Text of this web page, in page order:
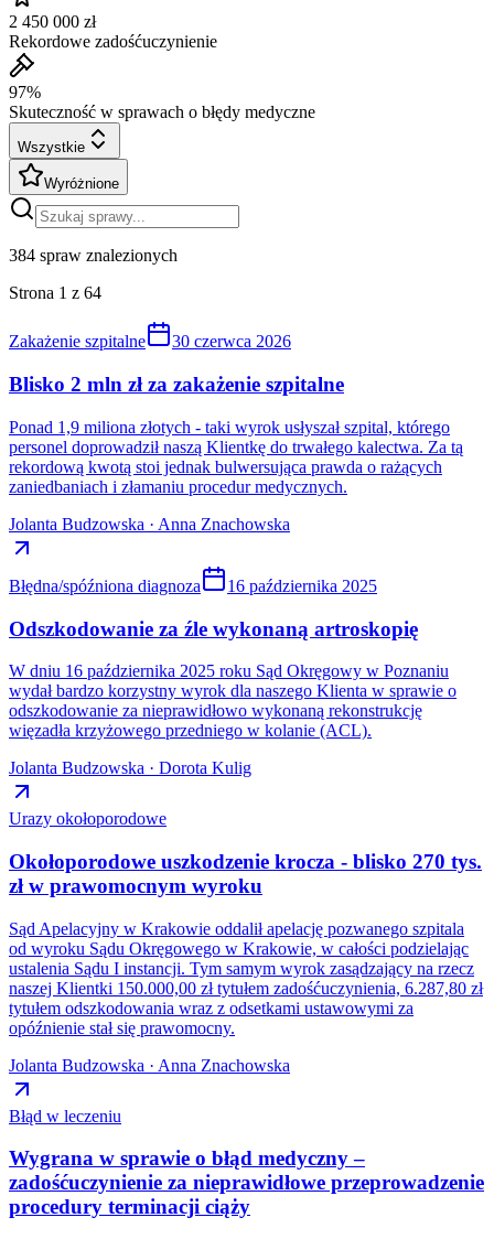
2 450 000 zł
Rekordowe zadośćuczynienie
97%
Skuteczność w sprawach o błędy medyczne
Wszystkie
Wyróżnione
384 spraw znalezionych
Strona 1 z 64
Zakażenie szpitalne 30 czerwca 2026
Blisko 2 mln zł za zakażenie szpitalne
Ponad 1,9 miliona złotych - taki wyrok usłyszał szpital, którego
personel doprowadził naszą Klientkę do trwałego kalectwa. Za tą
rekordową kwotą stoi jednak bulwersująca prawda o rażących
zaniedbaniach i złamaniu procedur medycznych.
Jolanta Budzowska · Anna Znachowska
Błędna/spóźniona diagnoza 16 października 2025
Odszkodowanie za źle wykonaną artroskopię
W dniu 16 października 2025 roku Sąd Okręgowy w Poznaniu
wydał bardzo korzystny wyrok dla naszego Klienta w sprawie o
odszkodowanie za nieprawidłowo wykonaną rekonstrukcję
więzadła krzyżowego przedniego w kolanie (ACL).
Jolanta Budzowska · Dorota Kulig
Urazy okołoporodowe
Okołoporodowe uszkodzenie krocza - blisko 270 tys.
zł w prawomocnym wyroku
Sąd Apelacyjny w Krakowie oddalił apelację pozwanego szpitala
od wyroku Sądu Okręgowego w Krakowie, w całości podzielając
ustalenia Sądu I instancji. Tym samym wyrok zasądzający na rzecz
naszej Klientki 150.000,00 zł tytułem zadośćuczynienia, 6.287,80 zł
tytułem odszkodowania wraz z odsetkami ustawowymi za
opóźnienie stał się prawomocny.
Jolanta Budzowska · Anna Znachowska
Błąd w leczeniu
Wygrana w sprawie o błąd medyczny –
zadośćuczynienie za nieprawidłowe przeprowadzenie
procedury terminacji ciąży